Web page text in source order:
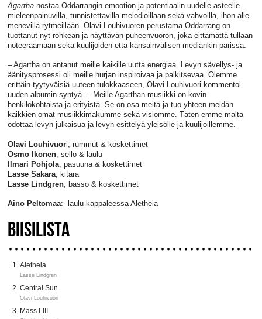
Agarthanostaa Oddarrangin emootion ja potentiaalin uudelle asteelle
mieleenpainuvilla, tunnistettavilla melodioillaan sekä vahvoilla, ihon alle
menevillä rytmeillään. Olavi Louhivuoren perustama Oddarrang on
tuottanut nyt rohkean ja näyttävän puheenvuoron, joka eittämättä tullaan
noteeraamaan sekä kuulijoiden että kansainvälisen mediankin parissa.
– Agartha on antanut meille kaikille uutta energiaa. Levyn sävellys- ja
äänitysprosessi oli meille hurjan inspiroivaa ja palkitsevaa. Olemme
erittäin tyytyväisiä uuteen tulokkaaseen, Olavi Louhivuori kommentoi
uuden albumin syntyä. – Meille Agarthan musiikki on kovin
henkilökohtaista ja erityistä. Se on osa meitä ja tuo yhteen meidän
kaikkien omat musiikkimakumme sekä visiomme. Täten emme malta
odottaa levyn julkaisua ja levyn esittelyä yleisölle ja kuulijoillemme.
Olavi Louhivuori, rummut & koskettimet
Osmo Ikonen, sello & laulu
Ilmari Pohjola, pasuuna & koskettimet
Lasse Sakara, kitara
Lasse Lindgren, basso & koskettimet
Aino Peltomaa: laulu kappaleessa Aletheia
BIISILISTA
Aletheia
Lasse Lindgren
Central Sun
Olavi Louhivuori
Mass I-III